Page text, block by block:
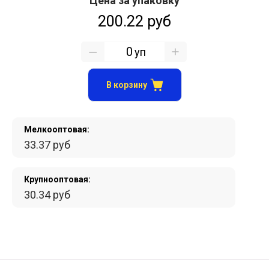
Мелкооптовая:
33.37 руб
Крупнооптовая:
30.34 руб
200.22 руб
уп
В корзину